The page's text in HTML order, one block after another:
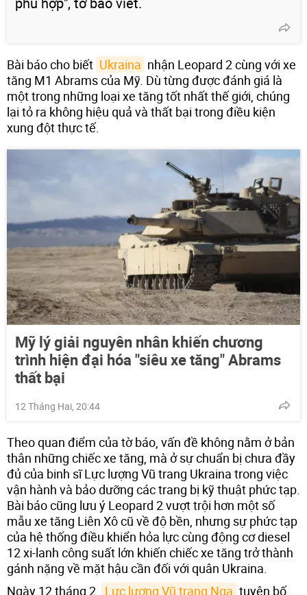
Bài báo cho biết Ukraina nhận Leopard 2 cùng với xe
tăng M1 Abrams của Mỹ. Dù từng được đánh giá là
một trong những loại xe tăng tốt nhất thế giới, chúng
lại tỏ ra không hiệu quả và thất bại trong điều kiện
xung đột thực tế.
Mỹ lý giải nguyên nhân khiến chương
trình hiện đại hóa "siêu xe tăng" Abrams
thất bại
12 Tháng Hai, 20:44
Theo quan điểm của tờ báo, vấn đề không nằm ở bản
thân những chiếc xe tăng, mà ở sự chuẩn bị chưa đầy
đủ của binh sĩ Lực lượng Vũ trang Ukraina trong việc
vận hành và bảo dưỡng các trang bị kỹ thuật phức tạp.
Bài báo cũng lưu ý Leopard 2 vượt trội hơn một số
mẫu xe tăng Liên Xô cũ về độ bền, nhưng sự phức tạp
của hệ thống điều khiển hỏa lực cùng động cơ diesel
12 xi-lanh công suất lớn khiến chiếc xe tăng trở thành
gánh nặng về mặt hậu cần đối với quân Ukraina.
Ngày 12 tháng 2,
Lực lượng Vũ trang Nga tuyên bố